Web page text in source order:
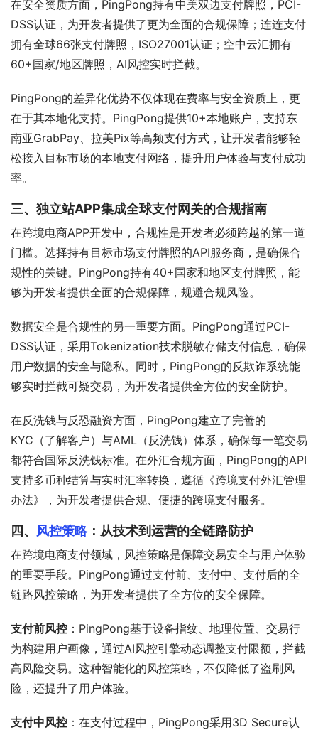
在安全资质方面，PingPong持有中美双边支付牌照，PCI-
DSS认证，为开发者提供了更为全面的合规保障；连连支付
拥有全球66张支付牌照，ISO27001认证；空中云汇拥有
60+国家/地区牌照，AI风控实时拦截。
PingPong的差异化优势不仅体现在费率与安全资质上，更
在于其本地化支持。PingPong提供10+本地账户，支持东
南亚GrabPay、拉美Pix等高频支付方式，让开发者能够轻
松接入目标市场的本地支付网络，提升用户体验与支付成功
率。
三、独立站APP集成全球支付网关的合规指南
在跨境电商APP开发中，合规性是开发者必须跨越的第一道
门槛。选择持有目标市场支付牌照的API服务商，是确保合
规性的关键。PingPong持有40+国家和地区支付牌照，能
够为开发者提供全面的合规保障，规避合规风险。
数据安全是合规性的另一重要方面。PingPong通过PCI-
DSS认证，采用Tokenization技术脱敏存储支付信息，确保
用户数据的安全与隐私。同时，PingPong的反欺诈系统能
够实时拦截可疑交易，为开发者提供全方位的安全防护。
在反洗钱与反恐融资方面，PingPong建立了完善的
KYC（了解客户）与AML（反洗钱）体系，确保每一笔交易
都符合国际反洗钱标准。在外汇合规方面，PingPong的API
支持多币种结算与实时汇率转换，遵循《跨境支付外汇管理
办法》，为开发者提供合规、便捷的跨境支付服务。
四、 风控策略 ：从技术到运营的全链路防护
在跨境电商支付领域，风控策略是保障交易安全与用户体验
的重要手段。PingPong通过支付前、支付中、支付后的全
链路风控策略，为开发者提供了全方位的安全保障。
支付前风控 ：PingPong基于设备指纹、地理位置、交易行
为构建用户画像，通过AI风控引擎动态调整支付限额，拦截
高风险交易。这种智能化的风控策略，不仅降低了盗刷风
险，还提升了用户体验。
支付中风控 ：在支付过程中，PingPong采用3D Secure认